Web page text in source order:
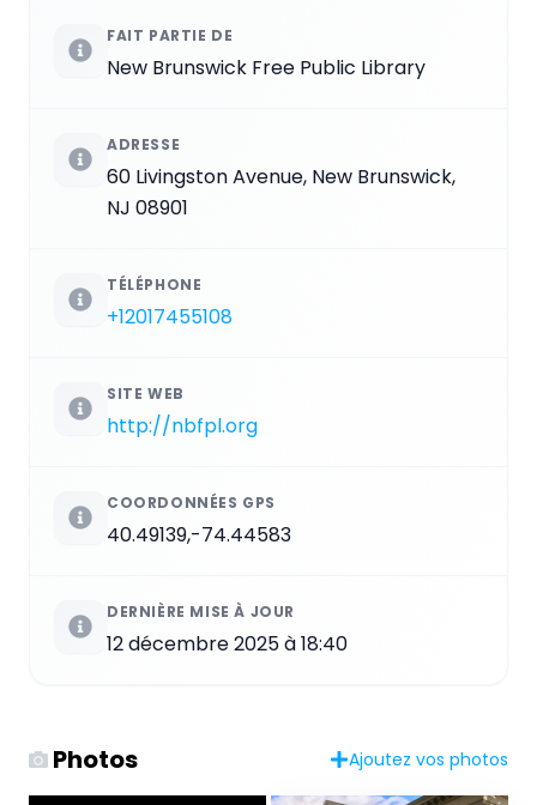
FAIT PARTIE DE
New Brunswick Free Public Library
ADRESSE
60 Livingston Avenue, New Brunswick,
NJ 08901
TÉLÉPHONE
+12017455108
SITE WEB
http://nbfpl.org
COORDONNÉES GPS
40.49139,-74.44583
DERNIÈRE MISE À JOUR
12 décembre 2025 à 18:40
Photos Ajoutez vos photos